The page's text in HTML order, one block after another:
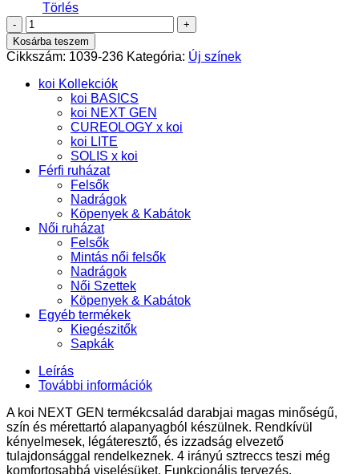
Törlés
Superhuman
Top
-
NEXT
GEN
Bluestone
mennyiség
Kosárba teszem
Cikkszám: 1039-236 Kategória: Új színek
koi Kollekciók
koi BASICS
koi NEXT GEN
CUREOLOGY x koi
koi LITE
SOLIS x koi
Férfi ruházat
Felsők
Nadrágok
Köpenyek & Kabátok
Női ruházat
Felsők
Mintás női felsők
Nadrágok
Női Szettek
Köpenyek & Kabátok
Egyéb termékek
Kiegészitők
Sapkák
Leírás
További információk
A koi NEXT GEN termékcsalád darabjai magas minőségű,
szín és mérettartó alapanyagból készülnek. Rendkívül
kényelmesek, légáteresztő, és izzadság elvezető
tulajdonsággal rendelkeznek. 4 irányú sztreccs teszi még
komfortosabbá viselésüket. Funkcionális tervezés.